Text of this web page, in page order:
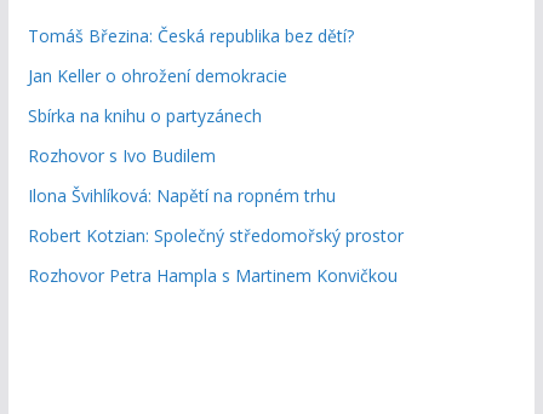
Tomáš Březina: Česká republika bez dětí?
Jan Keller o ohrožení demokracie
Sbírka na knihu o partyzánech
Rozhovor s Ivo Budilem
Ilona Švihlíková: Napětí na ropném trhu
Robert Kotzian: Společný středomořský prostor
Rozhovor Petra Hampla s Martinem Konvičkou